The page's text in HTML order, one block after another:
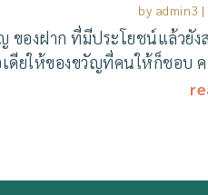
by admin3 |
ของฝาก ที่มีประโยชน์แล้วยั
ดียให้ของขวัญที่คนให้ก็ชอบ